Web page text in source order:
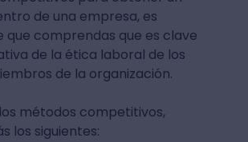
de una empresa, es
comprendas que es clave
de la ética laboral de los
de la organización.
métodos competitivos,
los siguientes: